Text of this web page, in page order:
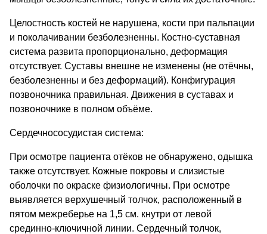
Целостность костей не нарушена, кости при пальпации
и поколачивании безболезненны. Костно-суставная
система развита пропорционально, деформация
отсутствует. Суставы внешне не изменены (не отёчны,
безболезненны и без деформаций). Конфигурация
позвоночника правильная. Движения в суставах и
позвоночнике в полном объёме.
Сердечнососудистая система:
При осмотре пациента отёков не обнаружено, одышка
также отсутствует. Кожные покровы и слизистые
оболочки по окраске физиологичны. При осмотре
выявляется верхушечный толчок, расположенный в
пятом межреберье на 1,5 см. кнутри от левой
срединно-ключичной линии. Сердечный толчок,